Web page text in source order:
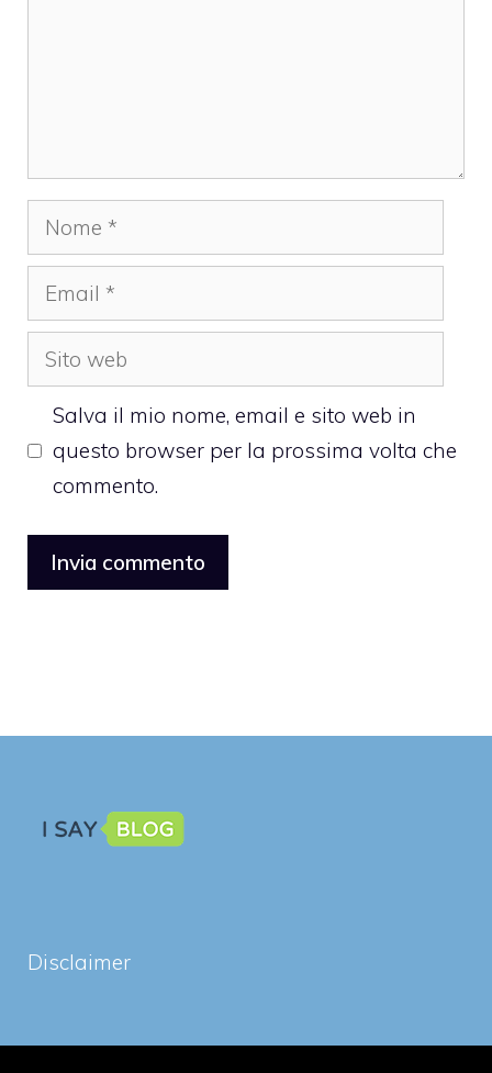
Nome
Email
Sito
web
Salva il mio nome, email e sito web in
questo browser per la prossima volta che
commento.
Disclaimer